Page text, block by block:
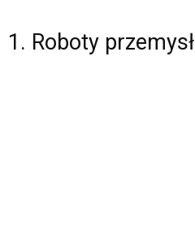
1. Roboty